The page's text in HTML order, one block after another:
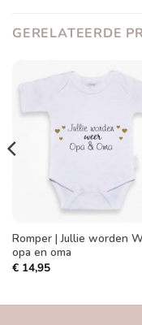
GERELATEERDE
Romper | Jullie worden
opa en oma
€14,95